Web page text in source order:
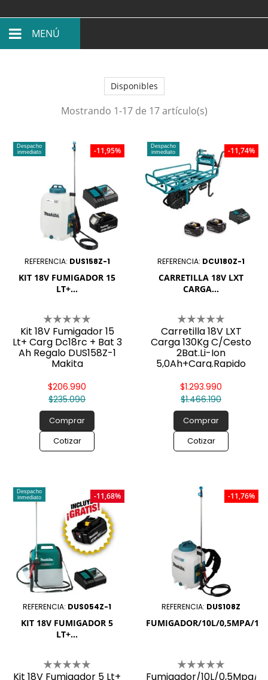
MENÚ
Disponibles
Mostrando 1-17 de 17 artículo(s)
Despacho
inmediato
REFERENCIA: DUS158Z-1
KIT 18V FUMIGADOR 15
LT+...
Kit 18V Fumigador 15
Lt+ Carg Dc18rc + Bat 3
Ah Regalo DUS158Z-1
Makita
$235.090
$206.990
Comprar
Cotizar
-11,95%
Despacho
inmediato
REFERENCIA: DCU180Z-1
CARRETILLA 18V LXT
CARGA...
Carretilla 18V LXT
Carga 130Kg C/Cesto
2Bat.Li-Ion
5,0Ah+Carg.Rapido
$1.466.190
$1.293.990
Comprar
Cotizar
-11,74%
Despacho
inmediato
REFERENCIA: DUS054Z-1
KIT 18V FUMIGADOR 5
LT+...
Kit 18V Fumigador 5 Lt+
-11,68%
REFERENCIA: DUS108Z
FUMIGADOR/10L/0,5MPA/
Fumigador/10L/0,5Mpa/
-11,76%